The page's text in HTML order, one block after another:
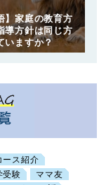
】家庭の教育方
導方針は同じ方
いますか？
ース紹介
受験
ママ友